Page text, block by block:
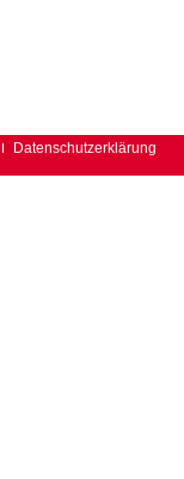
Datenschutzerklärung